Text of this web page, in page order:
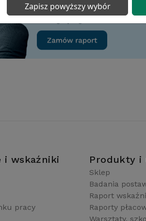
i wskaźniki
pracy
Produkty i
Sklep
Badania
Raport
Raporty
Warsztaty,
Zapisz powyższy wybór